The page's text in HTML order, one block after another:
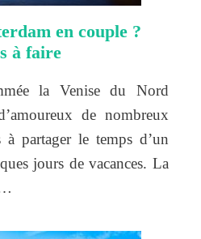
en couple ?
à faire
la Venise du Nord
de nombreux
à partager le temps d’un
jours de vacances. La